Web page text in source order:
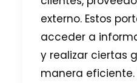
externo. Estos
acceder a
y realizar ciertas
manera